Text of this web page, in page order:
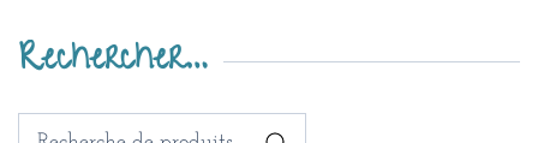
Rechercher…
Recherche